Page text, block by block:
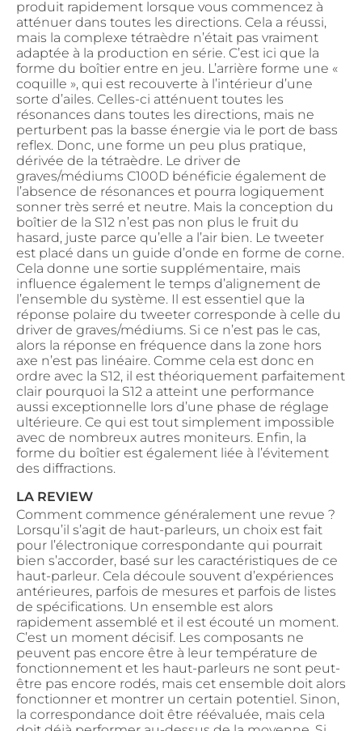
produit rapidement lorsque vous commencez à
atténuer dans toutes les directions. Cela a réussi,
mais la complexe tétraèdre n’était pas vraiment
adaptée à la production en série. C’est ici que la
forme du boîtier entre en jeu. L’arrière forme une «
coquille », qui est recouverte à l’intérieur d’une
sorte d’ailes. Celles-ci atténuent toutes les
résonances dans toutes les directions, mais ne
perturbent pas la basse énergie via le port de bass
reflex. Donc, une forme un peu plus pratique,
dérivée de la tétraèdre. Le driver de
graves/médiums C100D bénéficie également de
l’absence de résonances et pourra logiquement
sonner très serré et neutre. Mais la conception du
boîtier de la S12 n’est pas non plus le fruit du
hasard, juste parce qu’elle a l’air bien. Le tweeter
est placé dans un guide d’onde en forme de corne.
Cela donne une sortie supplémentaire, mais
influence également le temps d’alignement de
l’ensemble du système. Il est essentiel que la
réponse polaire du tweeter corresponde à celle du
driver de graves/médiums. Si ce n’est pas le cas,
alors la réponse en fréquence dans la zone hors
axe n’est pas linéaire. Comme cela est donc en
ordre avec la S12, il est théoriquement parfaitement
clair pourquoi la S12 a atteint une performance
aussi exceptionnelle lors d’une phase de réglage
ultérieure. Ce qui est tout simplement impossible
avec de nombreux autres moniteurs. Enfin, la
forme du boîtier est également liée à l’évitement
des diffractions.
LA REVIEW
Comment commence généralement une revue ?
Lorsqu’il s’agit de haut-parleurs, un choix est fait
pour l’électronique correspondante qui pourrait
bien s’accorder, basé sur les caractéristiques de ce
haut-parleur. Cela découle souvent d’expériences
antérieures, parfois de mesures et parfois de listes
de spécifications. Un ensemble est alors
rapidement assemblé et il est écouté un moment.
C’est un moment décisif. Les composants ne
peuvent pas encore être à leur température de
fonctionnement et les haut-parleurs ne sont peut-
être pas encore rodés, mais cet ensemble doit alors
fonctionner et montrer un certain potentiel. Sinon,
la correspondance doit être réévaluée, mais cela